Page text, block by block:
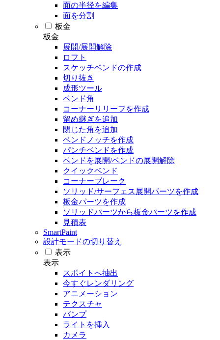
面の半径を編集
面を分割
板金
板金
展開/展開解除
ロフト
スケッチベンドの作成
切り抜き
成形ツール
ベンド角
コーナーリリーフを作成
留め継ぎを追加
閉じた角を追加
ベンドノッチを作成
パンチベンドを作成
ベンドを展開/ベンドの展開解除
クイックベンド
コーナーブレーク
ソリッド/サーフェス展開パーツを作成
板金パーツを作成
ソリッドパーツから板金パーツを作成
見積表
SmartPaint
設計モードの切り替え
表示
表示
スポイトへ抽出
今すぐレンダリング
アニメーション
テクスチャ
バンプ
ライトを挿入
カメラ